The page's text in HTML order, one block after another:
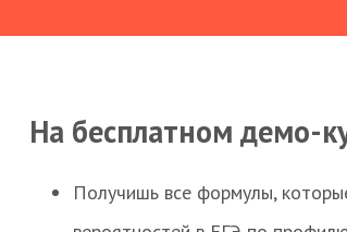
На бесплатном демо-
Получишь все формулы,